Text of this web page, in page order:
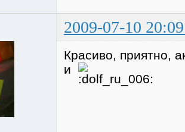
2009-07-10
Красиво, приятно,
и